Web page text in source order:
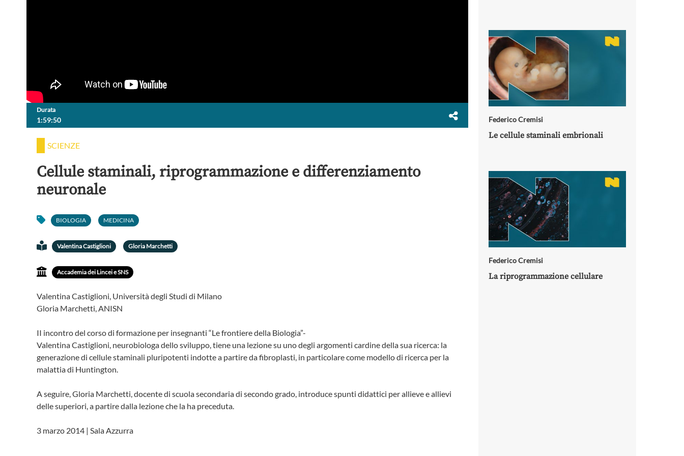
Durata
1:59:50
SCIENZE
Cellule staminali, riprogrammazione e differenziamento
neuronale
BIOLOGIA MEDICINA
Valentina Castiglioni Gloria Marchetti
Accademia dei Lincei e SNS
Valentina Castiglioni, Università degli Studi di Milano
Gloria Marchetti, ANISN
II incontro del corso di formazione per insegnanti “Le frontiere della Biologia”-
Valentina Castiglioni, neurobiologa dello sviluppo, tiene una lezione su uno degli argomenti cardine della sua ricerca: la
generazione di cellule staminali pluripotenti indotte a partire da fibroplasti, in particolare come modello di ricerca per la
malattia di Huntington.
A seguire, Gloria Marchetti, docente di scuola secondaria di secondo grado, introduce spunti didattici per allieve e allievi
delle superiori, a partire dalla lezione che la ha preceduta.
3 marzo 2014 | Sala Azzurra
Federico Cremisi
Le cellule staminali embrionali
Federico Cremisi
La riprogrammazione cellulare